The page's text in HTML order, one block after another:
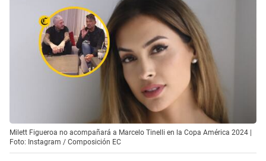
Milett Figueroa no acompañará a Marcelo Tinelli en la Copa América 2024 |
Foto: Instagram / Composición EC